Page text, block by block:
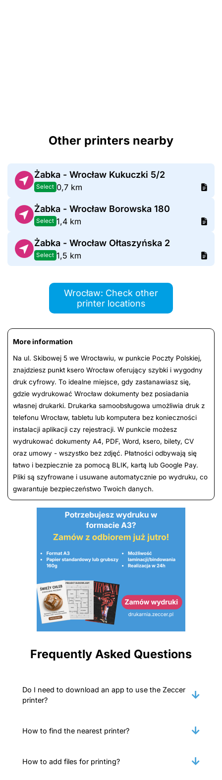
Other printers nearby
Żabka - Wrocław Kukuczki 5/2
Select 0,7 km
Żabka - Wrocław Borowska 180
Select 1,4 km
Żabka - Wrocław Ołtaszyńska 2
Select 1,5 km
Wrocław: Check other
printer locations
More information
Na ul. Skibowej 5 we Wrocławiu, w punkcie Poczty Polskiej,
znajdziesz punkt ksero Wrocław oferujący szybki i wygodny
druk cyfrowy. To idealne miejsce, gdy zastanawiasz się,
gdzie wydrukować Wrocław dokumenty bez posiadania
własnej drukarki. Drukarka samoobsługowa umożliwia druk z
telefonu Wrocław, tabletu lub komputera bez konieczności
instalacji aplikacji czy rejestracji. W punkcie możesz
wydrukować dokumenty A4, PDF, Word, ksero, bilety, CV
oraz umowy - wszystko bez zdjęć. Płatności odbywają się
łatwo i bezpiecznie za pomocą BLIK, kartą lub Google Pay.
Pliki są szyfrowane i usuwane automatycznie po wydruku, co
gwarantuje bezpieczeństwo Twoich danych.
Frequently Asked Questions
Do I need to download an app to use the Zeccer
printer?
How to find the nearest printer?
How to add files for printing?